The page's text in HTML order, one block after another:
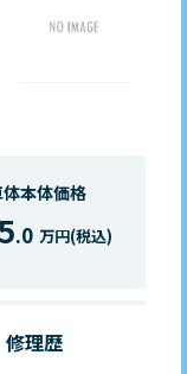
本体価格
.0 万円(税込)
修理歴